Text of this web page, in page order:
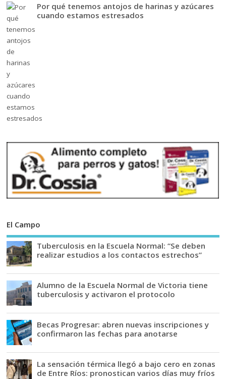
Por qué tenemos antojos de harinas y azúcares
cuando estamos estresados
El Campo
Tuberculosis en la Escuela Normal: “Se deben
realizar estudios a los contactos estrechos”
Alumno de la Escuela Normal de Victoria tiene
tuberculosis y activaron el protocolo
Becas Progresar: abren nuevas inscripciones y
confirmaron las fechas para anotarse
La sensación térmica llegó a bajo cero en zonas
de Entre Ríos: pronostican varios días muy fríos